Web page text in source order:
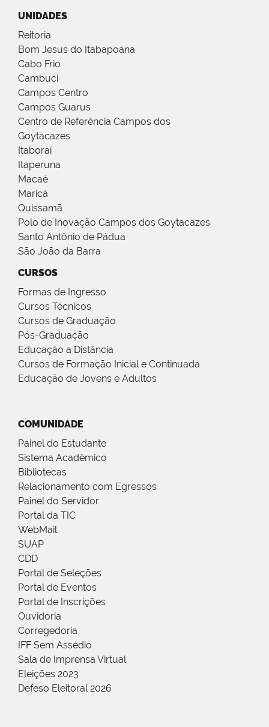
UNIDADES
Reitoria
Bom Jesus do Itabapoana
Cabo Frio
Cambuci
Campos Centro
Campos Guarus
Centro de Referência Campos dos
Goytacazes
Itaboraí
Itaperuna
Macaé
Maricá
Quissamã
Polo de Inovação Campos dos Goytacazes
Santo Antônio de Pádua
São João da Barra
CURSOS
Formas de Ingresso
Cursos Técnicos
Cursos de Graduação
Pós-Graduação
Educação a Distância
Cursos de Formação Inicial e Continuada
Educação de Jovens e Adultos
COMUNIDADE
Painel do Estudante
Sistema Acadêmico
Bibliotecas
Relacionamento com Egressos
Painel do Servidor
Portal da TIC
WebMail
SUAP
CDD
Portal de Seleções
Portal de Eventos
Portal de Inscrições
Ouvidoria
Corregedoria
IFF Sem Assédio
Sala de Imprensa Virtual
Eleições 2023
Defeso Eleitoral 2026